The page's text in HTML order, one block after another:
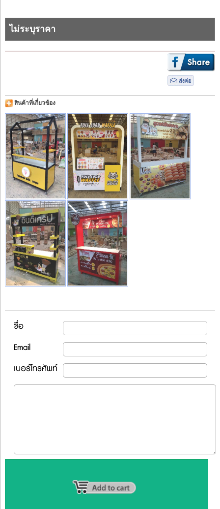
ไม่ระบุราคา
สินค้าที่เกี่ยวข้อง
ชื่อ
Email
เบอร์โทรศัพท์